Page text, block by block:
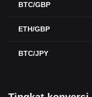
BTC/GBP
ETH/GBP
BTC/JPY